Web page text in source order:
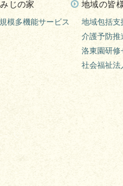
じの家
模多機能サービス
地域の皆
地域包括支
介護予防推
洛東園研修
社会福祉法